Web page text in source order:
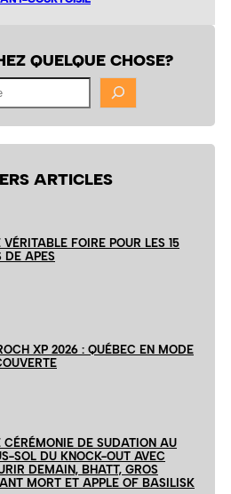
QUELQUE CHOSE?
ARTICLES
VÉRITABLE FOIRE POUR LES 15
DE APES
XP 2026 : QUÉBEC EN MODE
CÉRÉMONIE DE SUDATION AU
SOL DU KNOCK-OUT AVEC
DEMAIN, BHATT, GROS
MORT ET APPLE OF BASILISK